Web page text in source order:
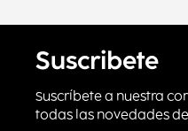
Suscribete
Suscríbete a nuestra
todas las novedades